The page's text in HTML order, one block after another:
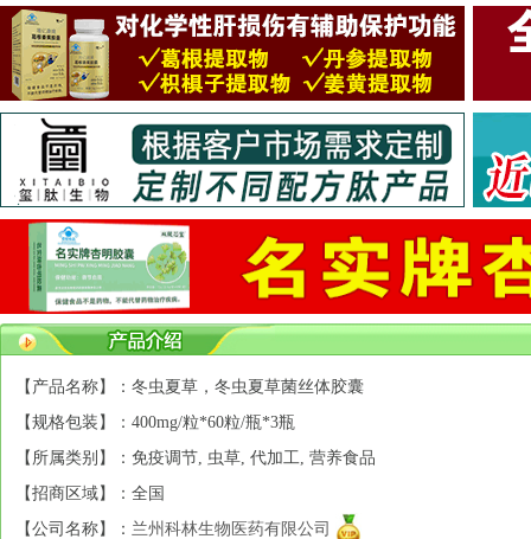
【产品名称】：冬虫夏草，冬虫夏草菌丝体胶囊
【规格包装】：400mg/粒*60粒/瓶*3瓶
【所属类别】：免疫调节, 虫草, 代加工, 营养食品
【招商区域】：全国
【公司名称】： 兰州科林生物医药有限公司